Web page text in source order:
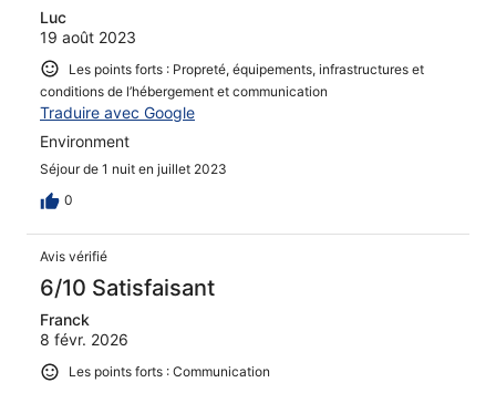
Luc
19 août 2023
Les points forts : Propreté, équipements, infrastructures et
conditions de l’hébergement et communication
Traduire avec Google
Environment
Séjour de 1 nuit en juillet 2023
0
Avis vérifié
6/10 Satisfaisant
Franck
8 févr. 2026
Les points forts : Communication